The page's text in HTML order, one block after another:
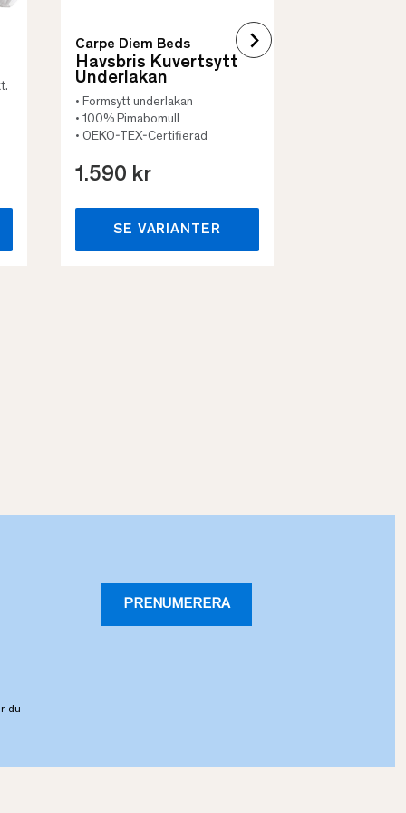
Carpe Diem Beds
Havsbris Kuvertsytt
Underlakan
• Formsytt underlakan
• 100% Pimabomull
• OEKO-TEX-Certifierad
1.590 kr
SE VARIANTER
PRENUMERERA
du